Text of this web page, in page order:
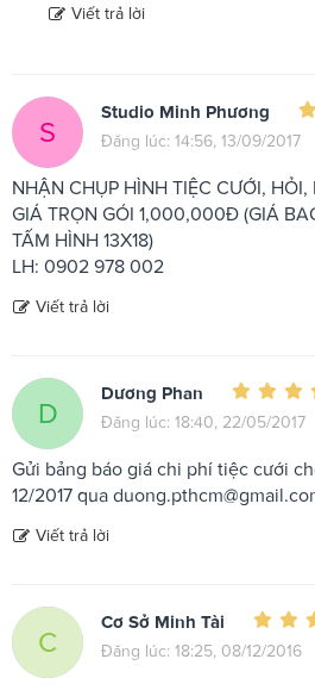
Viết trả lời
S
Studio Minh Phương
Đăng lúc: 14:56, 13/09/2017
NHẬN CHỤP HÌNH TIỆC CƯỚI, HỎI,
GIÁ TRỌN GÓI 1,000,000Đ (GIÁ
TẤM HÌNH 13X18)
LH: 0902 978 002
Viết trả lời
D
Dương Phan
Đăng lúc: 18:40, 22/05/2017
Gửi bảng báo giá chi phí tiệc cưới
12/2017 qua
Viết trả lời
C
Cơ Sở Minh Tài
Đăng lúc: 18:25, 08/12/2016